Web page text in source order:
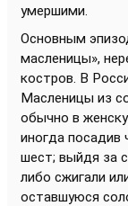
умершими.
Основным
масленицы»,
костров. В
Масленицы из
обычно в
иногда посадив
шест; выйдя за
либо сжигали
оставшуюся